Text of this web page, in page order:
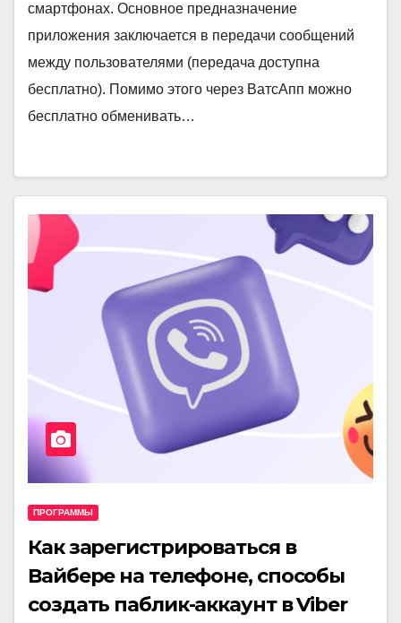
смартфонах. Основное предназначение
приложения заключается в передачи сообщений
между пользователями (передача доступна
бесплатно). Помимо этого через ВатсАпп можно
бесплатно обменивать…
ПРОГРАММЫ
Как зарегистрироваться в
Вайбере на телефоне, способы
создать паблик-аккаунт в Viber